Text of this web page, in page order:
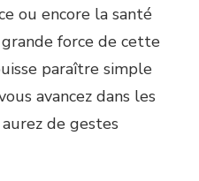
ou encore la santé
grande force de cette
paraître simple
avancez dans les
de gestes